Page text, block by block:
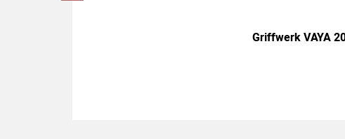
Griffwerk VAYA